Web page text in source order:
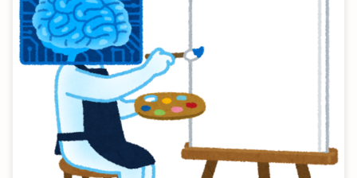
クソみたいな内容だがまあ自分のブログだし書いてもいいだ
ろう。 自分の嫌いなものを目にするのは良くない […]